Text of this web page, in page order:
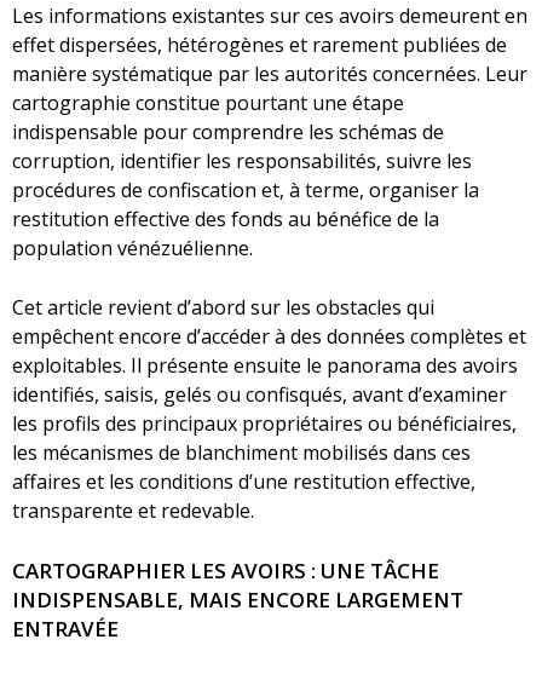
Les informations existantes sur ces avoirs demeurent en
effet dispersées, hétérogènes et rarement publiées de
manière systématique par les autorités concernées. Leur
cartographie constitue pourtant une étape
indispensable pour comprendre les schémas de
corruption, identifier les responsabilités, suivre les
procédures de confiscation et, à terme, organiser la
restitution effective des fonds au bénéfice de la
population vénézuélienne.
Cet article revient d’abord sur les obstacles qui
empêchent encore d’accéder à des données complètes et
exploitables. Il présente ensuite le panorama des avoirs
identifiés, saisis, gelés ou confisqués, avant d’examiner
les profils des principaux propriétaires ou bénéficiaires,
les mécanismes de blanchiment mobilisés dans ces
affaires et les conditions d’une restitution effective,
transparente et redevable.
CARTOGRAPHIER LES AVOIRS : UNE TÂCHE
INDISPENSABLE, MAIS ENCORE LARGEMENT
ENTRAVÉE